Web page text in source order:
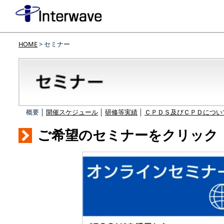
HOME> セミナー
概要 │ 開催スケジュール 研修等実績 ＣＰＤＳ及びＣＰＤにつ
ご希望のセミナーをクリック